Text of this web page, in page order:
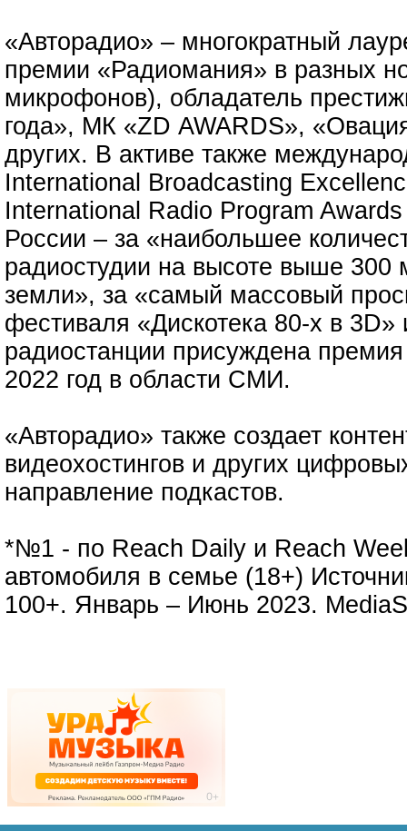
«Авторадио» – многократный
премии «Радиомания» в разных
микрофонов), обладатель
года», МК «ZD AWARDS»,
других. В активе также
International Broadcasting
International Radio Program
России – за «наибольшее
радиостудии на высоте выше 300
земли», за «самый массовый
фестиваля «Дискотека 80-х в 3D»
радиостанции присуждена
2022 год в области СМИ.
«Авторадио» также создает
видеохостингов и других
направление подкастов.
*№1 - по Reach Daily и Reach
автомобиля в семье (18+)
100+. Январь – Июнь 2023.